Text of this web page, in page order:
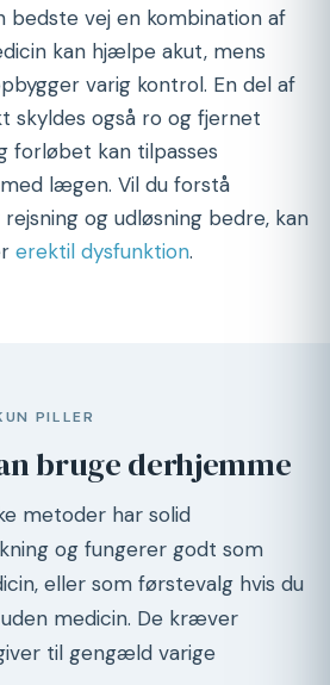
vej en kombination af
kan hjælpe akut, mens
varig kontrol. En del af
skyldes også ro og fjernet
forløbet kan tilpasses
lægen. Vil du forstå
og udløsning bedre, kan
erektil dysfunktion.
PILLER
bruge derhjemme
metoder har solid
og fungerer godt som
eller som førstevalg hvis du
medicin. De kræver
til gengæld varige